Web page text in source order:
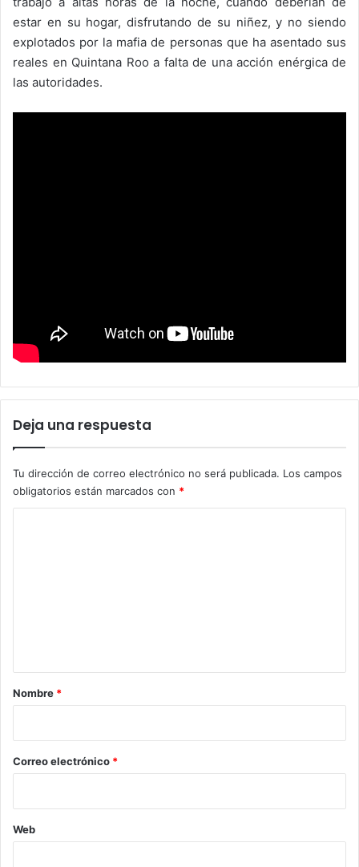
estar en su hogar, disfrutando de su niñez, y no siendo
explotados por la mafia de personas que ha asentado sus
reales en Quintana Roo a falta de una acción enérgica de
las autoridades.
Deja una respuesta
Tu dirección de correo electrónico no será publicada. Los campos
obligatorios están marcados con *
r
*
Nombre *
Correo electrónico *
Web